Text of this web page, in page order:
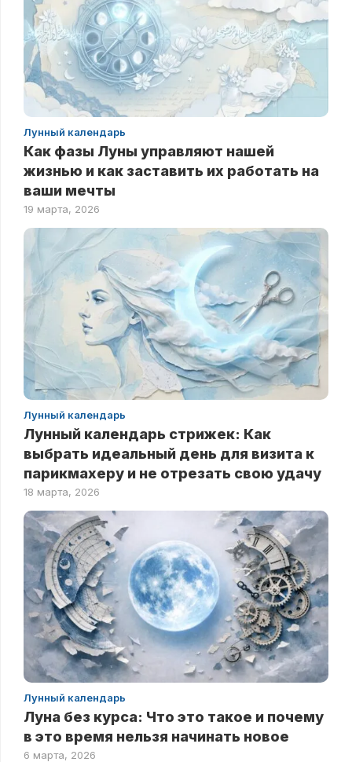
Лунный календарь
Как фазы Луны управляют нашей
жизнью и как заставить их работать на
ваши мечты
19 марта, 2026
Лунный календарь
Лунный календарь стрижек: Как
выбрать идеальный день для визита к
парикмахеру и не отрезать свою удачу
18 марта, 2026
Лунный календарь
Луна без курса: Что это такое и почему
в это время нельзя начинать новое
6 марта, 2026